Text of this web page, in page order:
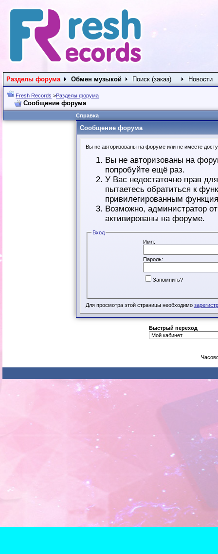
Разделы форума Обмен музыкой Поиск (заказ) Новости
Fresh Records >Разделы форума
Сообщение форума
Справка
Сообщение форума
Вы не авторизованы на форуме или не имеете
Вы не авторизованы на
попробуйте ещё раз.
У Вас недостаточно прав
пытаетесь обратиться к
привилегированным
Возможно, администратор
активированы на форуме.
Вход
Имя:
Пароль:
Запомнить?
Для просмотра этой страницы необходимо
Быстрый переход